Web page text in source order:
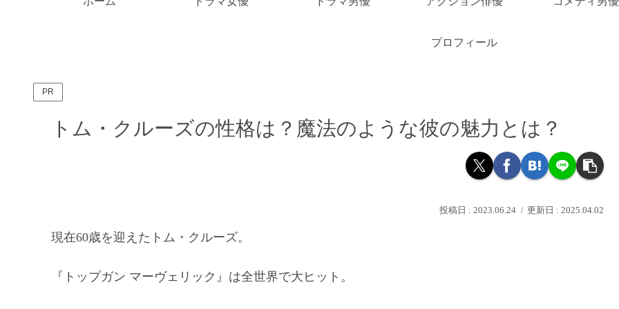
プロフィール
PR
トム・クルーズの性格は？魔法のような彼の魅力とは？
2023.06.24 2025.04.02
現在60歳を迎えたトム・クルーズ。
『トップガン マーヴェリック』は全世界で大ヒット。